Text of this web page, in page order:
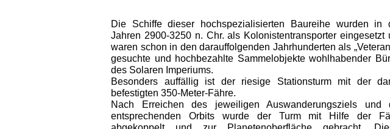
Die Schiffe dieser hochspezialisierten Baureihe wur­den in
Jahren 2900-3250 n. Chr. als Kolonistentransporter eingesetzt
waren schon in den dar­auffolgenden Jahrhunderten als
gesuch­te und hochbezahlte Sammelobjekte wohlhabender
des Solaren Imperiums.
Besonders auffällig ist der riesige Stationsturm mit der
befestigten 350-Meter-Fähre.
Nach Erreichen des jeweiligen Auswanderungsziels und
entsprechenden Orbits wurde der Turm mit Hilfe der